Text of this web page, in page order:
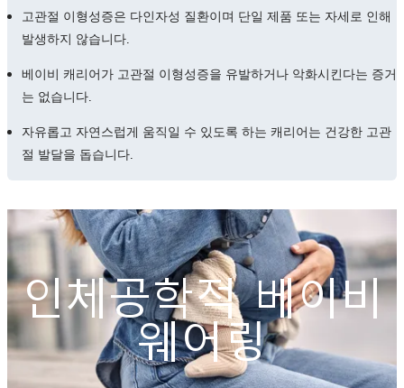
고관절 이형성증은 다인자성 질환이며 단일 제품 또는 자세로 인해
발생하지 않습니다.
베이비 캐리어가 고관절 이형성증을 유발하거나 악화시킨다는 증거
는 없습니다.
자유롭고 자연스럽게 움직일 수 있도록 하는 캐리어는 건강한 고관
절 발달을 돕습니다.
인체공학적 베이비
웨어링